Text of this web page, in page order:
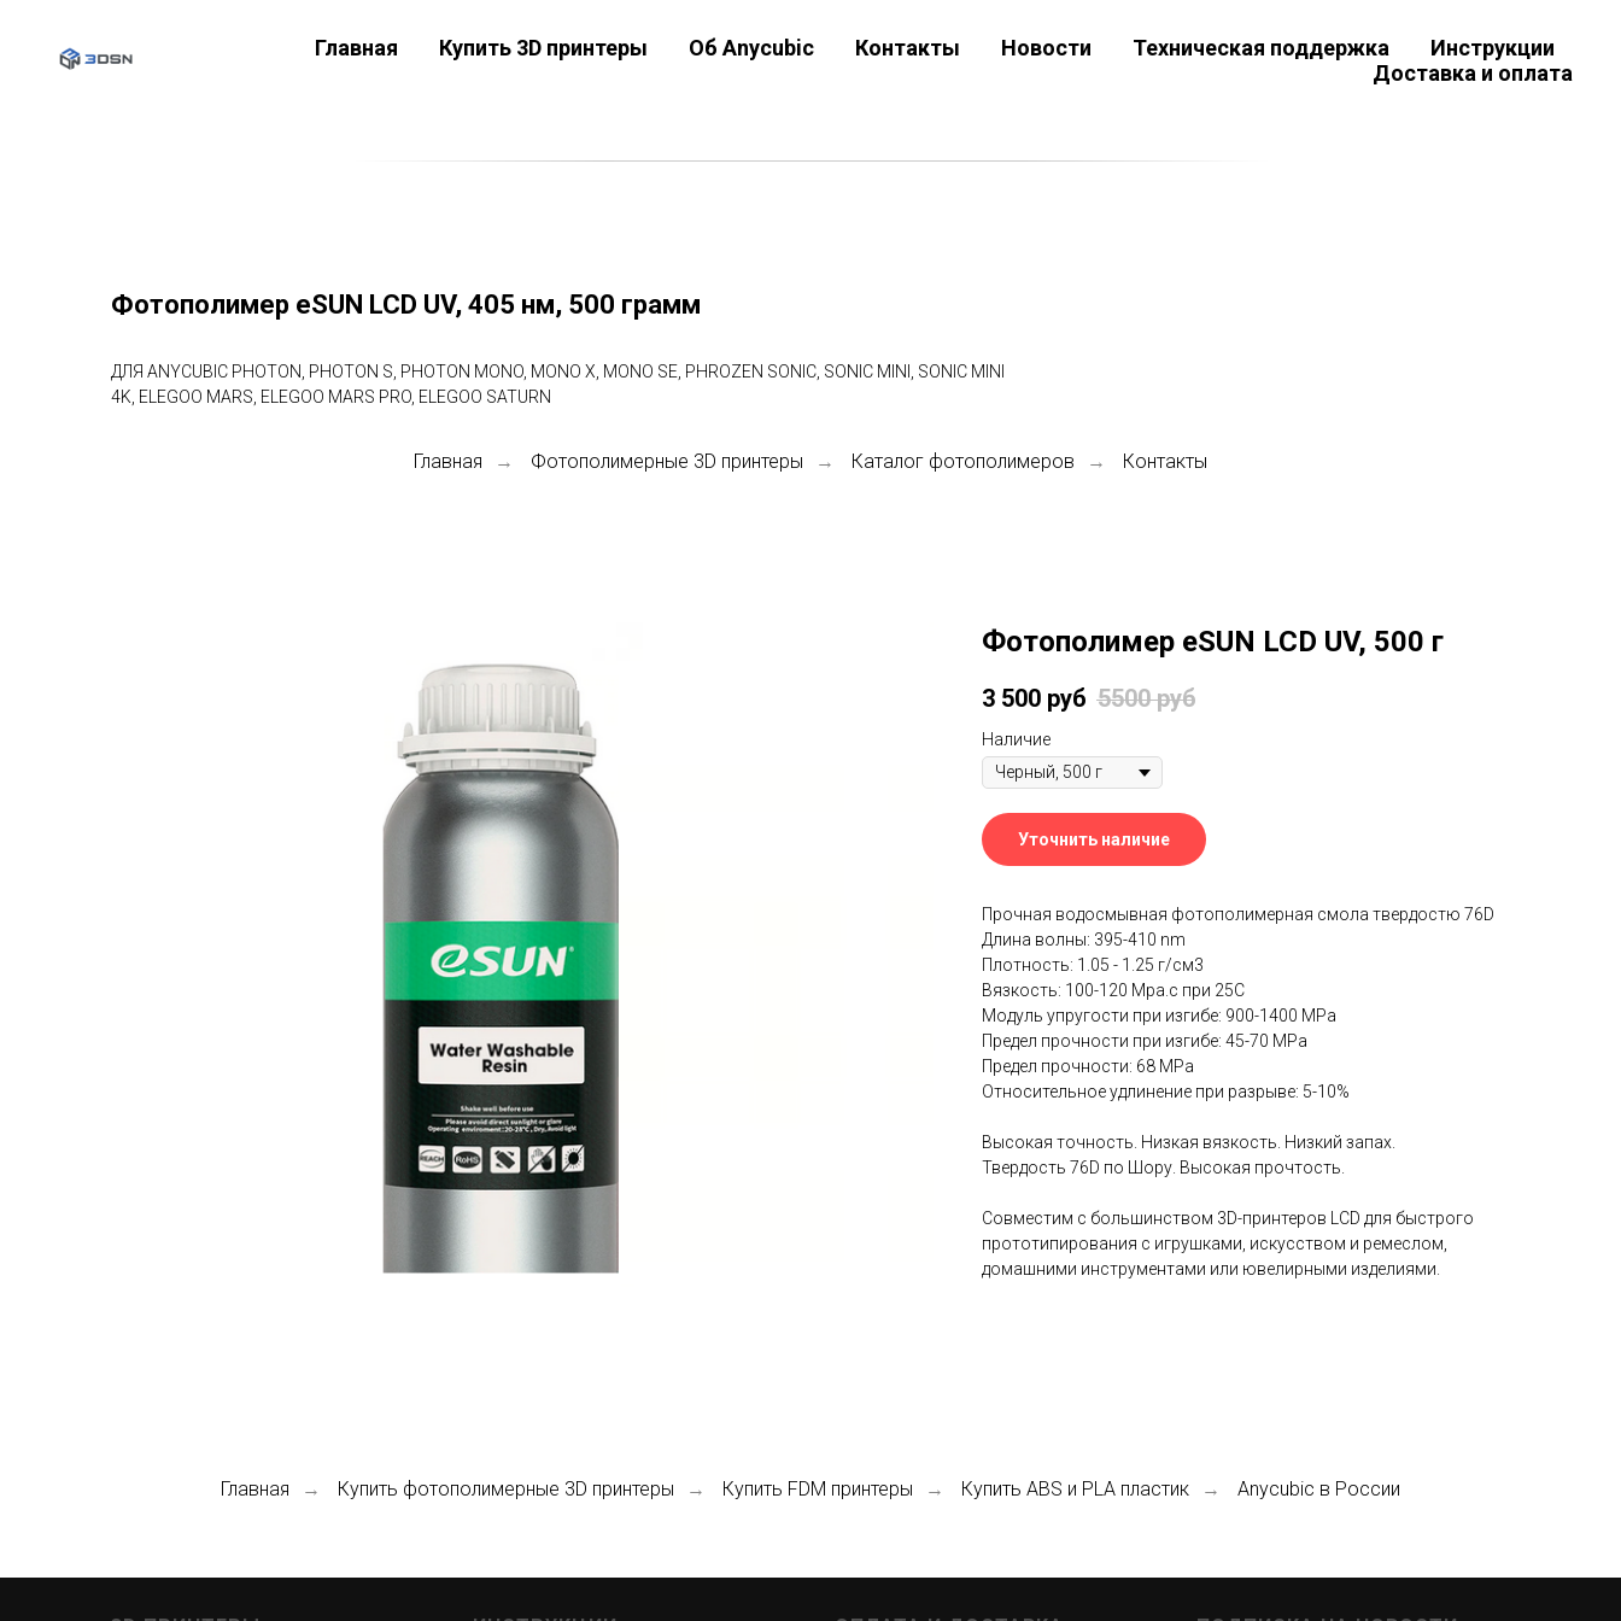
Главная Купить 3D принтеры Об Anycubic Контакты Новости Техническая поддержка
Инструкции
Доставка и оплата
Фотополимер eSUN LCD UV, 405 нм, 500 грамм
ДЛЯ ANYCUBIC PHOTON, PHOTON S, PHOTON MONO, MONO X, MONO SE, PHROZEN SONIC, SONIC MINI, SONIC MINI
4K, ELEGOO MARS, ELEGOO MARS PRO, ELEGOO SATURN
Главная → Фотополимерные 3D принтеры → Каталог фотополимеров → Контакты
Фотополимер eSUN LCD UV, 500 г
3 500 руб 5500 руб
Наличие
Уточнить наличие
Прочная водосмывная фотополимерная смола твердостю 76D
Длина волны: 395-410 nm
Плотность: 1.05 - 1.25 г/см3
Вязкость: 100-120 Mpa.c при 25С
Модуль упругости при изгибе: 900-1400 MPa
Предел прочности при изгибе: 45-70 MPa
Предел прочности: 68 MPa
Относительное удлинение при разрыве: 5-10%
Высокая точность. Низкая вязкость. Низкий запах.
Твердость 76D по Шору. Высокая прочтость.
Совместим с большинством 3D-принтеров LCD для быстрого
прототипирования с игрушками, искусством и ремеслом,
домашними инструментами или ювелирными изделиями.
Главная → Купить фотополимерные 3D принтеры → Купить FDM принтеры → Купить ABS и PLA пластик → Anycubic в России